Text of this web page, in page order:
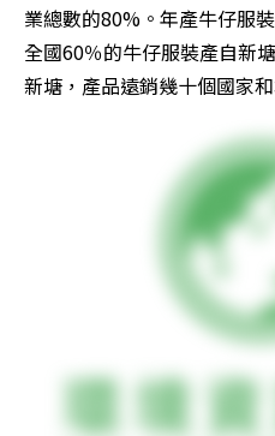
業總數的80%。年產牛仔服
全國60％的牛仔服裝產自新
新塘，產品遠銷幾十個國家和